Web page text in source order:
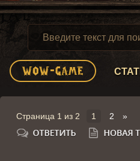
Страница 1 из 2 1 2 »